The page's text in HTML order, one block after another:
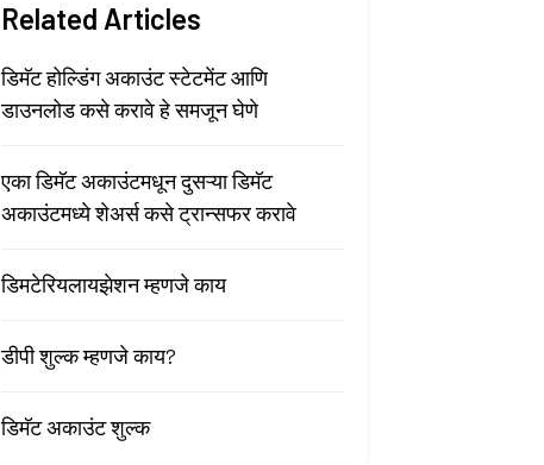
Related Articles
डिमॅट होल्डिंग अकाउंट स्टेटमेंट आणि
डाउनलोड कसे करावे हे समजून घेणे
एका डिमॅट अकाउंटमधून दुसऱ्या डिमॅट
अकाउंटमध्ये शेअर्स कसे ट्रान्सफर करावे
डिमटेरियलायझेशन म्हणजे काय
डीपी शुल्क म्हणजे काय?
डिमॅट अकाउंट शुल्क